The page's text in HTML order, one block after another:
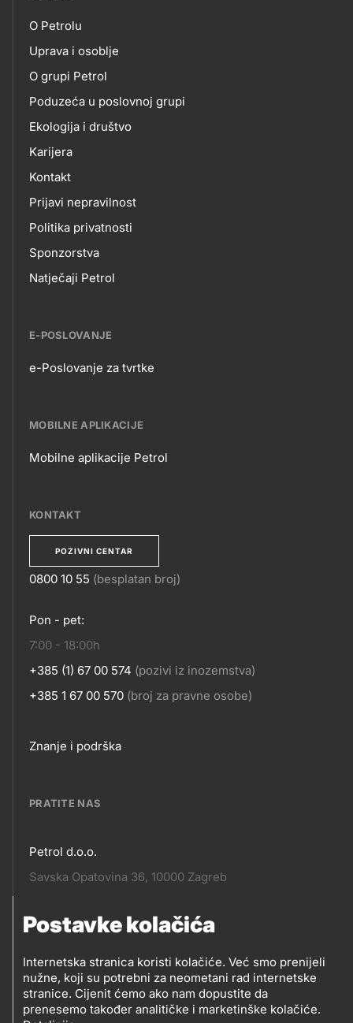
Postavke kolačića
Internetska stranica koristi kolačiće. Već smo prenijeli
nužne, koji su potrebni za neometani rad internetske
stranice. Cijenit ćemo ako nam dopustite da
prenesemo također analitičke i marketinške kolačiće.
skupno.footer-
title???
O
NAMA
O Petrolu
Uprava i osoblje
O grupi Petrol
Poduzeća u poslovnoj grupi
Ekologija i društvo
Karijera
Kontakt
Prijavi nepravilnost
Politika privatnosti
Sponzorstva
Natječaji Petrol
E-POSLOVANJE
POSLOVANJE
e-Poslovanje za tvrtke
MOBILNE APLIKACIJE
APLIKACIJE
Mobilne aplikacije Petrol
KONTAKT
POZIVNI CENTAR
KONTAKT
0800 10 55 (besplatan broj)
Pon - pet:
7:00 - 18:00h
+385 (1) 67 00 574 (pozivi iz inozemstva)
+385 1 67 00 570 (broj za pravne osobe)
Footer
Znanje i podrška
PRATITE NAS
Pratite
Petrol d.o.o.
Savska Opatovina 36, 10000 Zagreb
Pratite
nas
Social
media
PRATITE PETROL NA